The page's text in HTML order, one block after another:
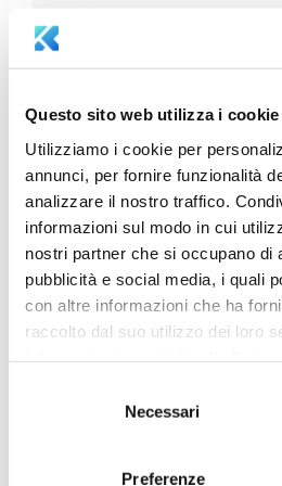
Questo sito web utilizza i cookie
Utilizziamo i cookie per
annunci, per fornire funzionalità
analizzare il nostro traffico.
informazioni sul modo in cui
nostri partner che si occupano di
pubblicità e social media, i quali
con altre informazioni che ha
raccolto dal suo utilizzo dei loro
Necessari
Preferenze
COMPILA ORA